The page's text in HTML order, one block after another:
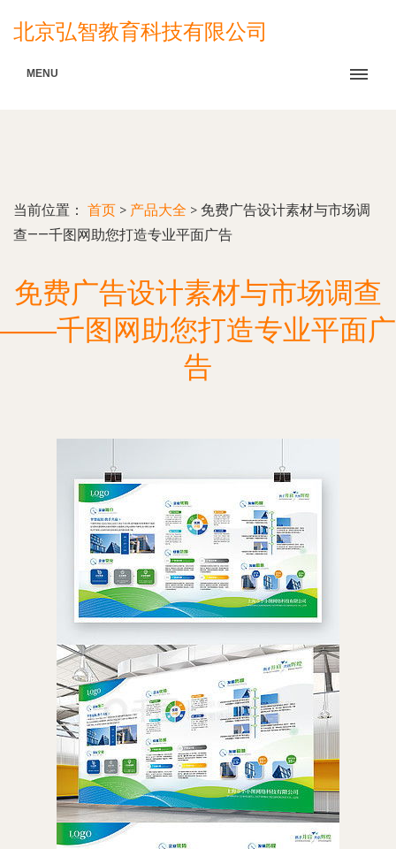
北京弘智教育科技有限公司
MENU
当前位置： 首页 > 产品大全 > 免费广告设计素材与市场调
查——千图网助您打造专业平面广告
免费广告设计素材与市场调查
——千图网助您打造专业平面广
告